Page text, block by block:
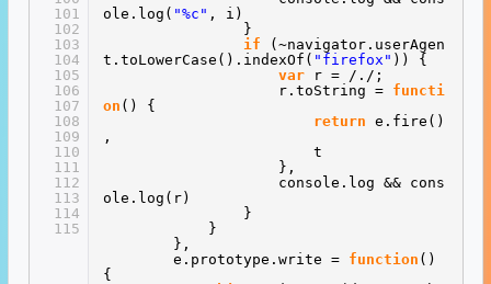
101
102
103
104
105
106
107
108
109
110
111
112
113
114
115
ole.log( "%c" , i)
}
if
(~navigator.userAgen
t.toLowerCase().indexOf( "firefox" )) {
var
r = /./;
r.toString = functi
on () {
return e.fire()
,
t
},
console.log && cons
ole.log(r)
}
}
},
e.prototype.write = function ()
{